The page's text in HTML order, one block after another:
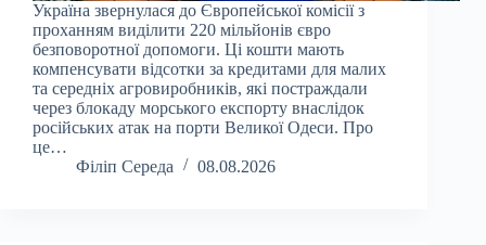
Україна звернулася до Європейської комісії з
проханням виділити 220 мільйонів євро
безповоротної допомоги. Ці кошти мають
компенсувати відсотки за кредитами для малих
та середніх агровиробників, які постраждали
через блокаду морського експорту внаслідок
російських атак на порти Великої Одеси. Про
це…
Філіп Середа
08.08.2026